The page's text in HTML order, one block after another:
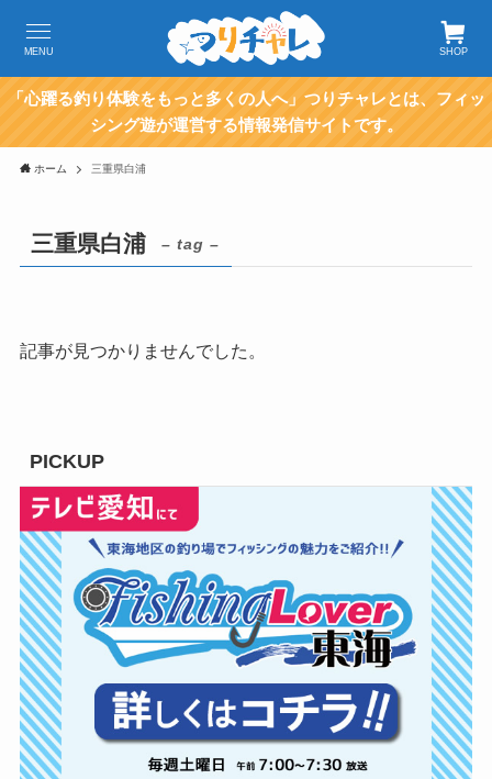
SHOP
MENU
「心躍る釣り体験をもっと多くの人へ」つりチャレとは、フィッ
シング遊が運営する情報発信サイトです。
ホーム 三重県白浦
三重県白浦 – tag –
記事が見つかりませんでした。
PICKUP